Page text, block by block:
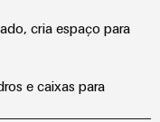
cria espaço para
e caixas para